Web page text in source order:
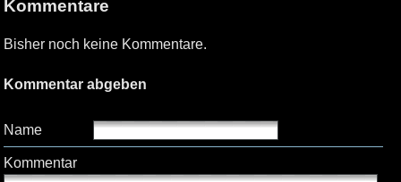
Kommentare
Bisher noch keine Kommentare.
Kommentar abgeben
Name
Kommentar